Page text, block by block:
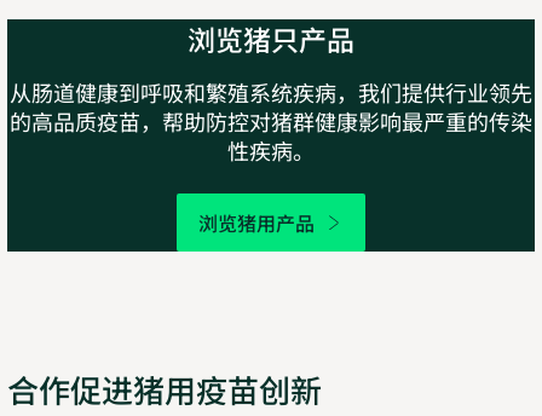
浏览猪只产品
从肠道健康到呼吸和繁殖系统疾病，我们提供行业领先
的高品质疫苗，帮助防控对猪群健康影响最严重的传染
性疾病。
浏览猪用产品
合作促进猪用疫苗创新